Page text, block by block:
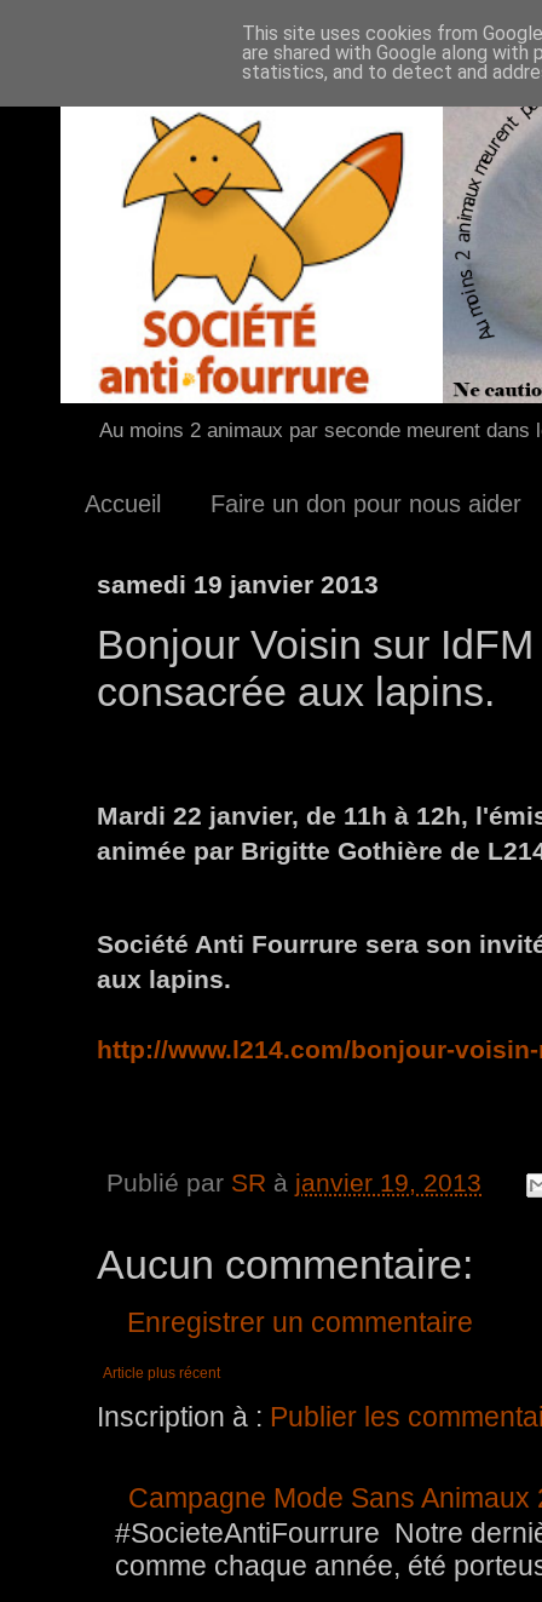
Au moins 2 animaux par seconde meurent
Accueil Faire un don pour nous aider
samedi 19 janvier 2013
Bonjour Voisin sur
consacrée aux lapins.
Mardi 22 janvier, de 11h à 12h,
animée par Brigitte Gothière de
Société Anti Fourrure sera son
aux lapins.
http://www.l214.com/bonjour-
Publié par SR à janvier 19, 2013
Aucun commentaire:
Enregistrer un commentaire
Article plus récent
Inscription à : Publier les
Campagne Mode Sans Animaux
#SocieteAntiFourrure Notre
comme chaque année, été
This site uses cookies from
are shared with Google along
statistics, and to detect and